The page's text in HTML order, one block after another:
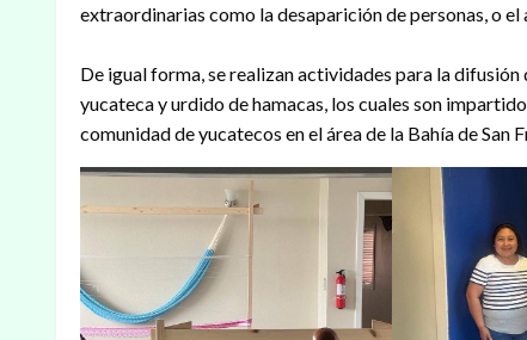
extraordinarias como la desaparición de personas, o
De igual forma, se realizan actividades para la
yucateca y urdido de hamacas, los cuales son
comunidad de yucatecos en el área de la Bahía de San